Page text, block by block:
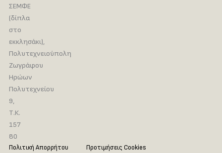
ΣΕΜΦΕ
(δίπλα
στο
εκκλησάκι),
Πολυτεχνειούπολη
Ζωγράφου
Ηρώων
Πολυτεχνείου
9,
Τ.Κ.
157
80
Πολιτική Απορρήτου Προτιμήσεις Cookies